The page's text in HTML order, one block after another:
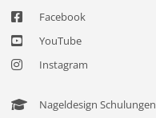
Facebook
YouTube
Instagram
Nageldesign Schulungen